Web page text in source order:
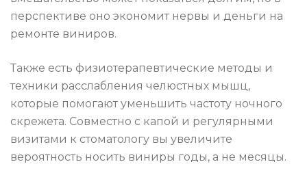
перспективе оно экономит нервы и деньги на
ремонте виниров.
Также есть физиотерапевтические методы и
техники расслабления челюстных мышц,
которые помогают уменьшить частоту ночного
скрежета. Совместно с капой и регулярными
визитами к стоматологу вы увеличите
вероятность носить виниры годы, а не месяцы.